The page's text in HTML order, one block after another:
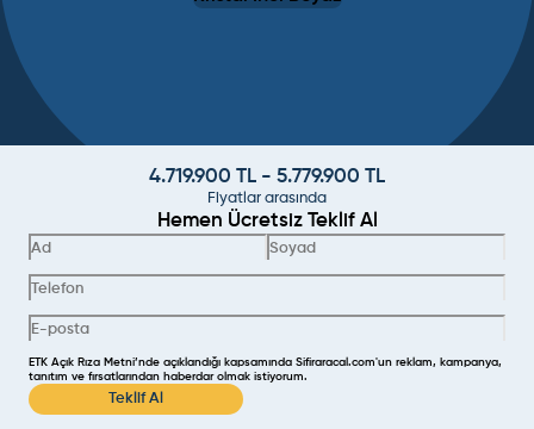
4.719.900 TL - 5.779.900 TL
Fiyatlar arasında
Hemen Ücretsiz Teklif Al
ETK Açık Rıza Metni’nde açıklandığı kapsamında Sifiraracal.com'un reklam, kampanya,
tanıtım ve fırsatlarından haberdar olmak istiyorum.
Teklif Al